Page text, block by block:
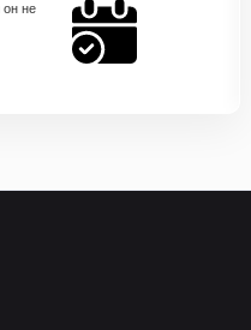
он не